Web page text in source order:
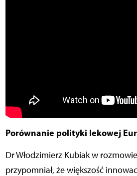
Porównanie polityki lekowej
Dr Włodzimierz Kubiak w
przypomniał, że większość